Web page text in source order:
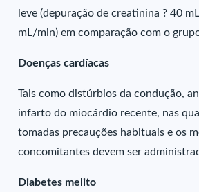
leve (depuração de creatinina ? 40
mL/min) em comparação com o
Doenças cardíacas
Tais como distúrbios da condução,
infarto do miocárdio recente, nas
tomadas precauções habituais e os
concomitantes devem ser
Diabetes melito